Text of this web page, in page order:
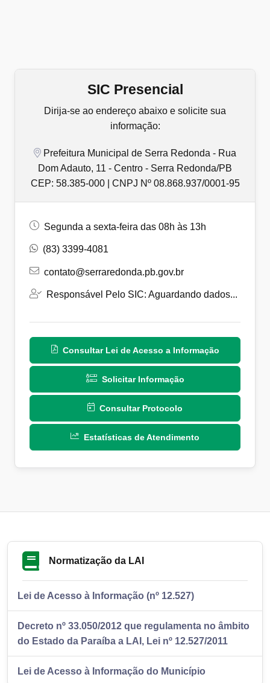
SIC Presencial
Dirija-se ao endereço abaixo e solicite sua
informação:
Prefeitura Municipal de Serra Redonda - Rua
Dom Adauto, 11 - Centro - Serra Redonda/PB
CEP: 58.385-000 | CNPJ Nº 08.868.937/0001-95
Segunda a sexta-feira das 08h às 13h
(83) 3399-4081
contato@serraredonda.pb.gov.br
Responsável Pelo SIC: Aguardando dados...
Consultar Lei de Acesso a Informação
Solicitar Informação
Consultar Protocolo
Estatísticas de Atendimento
Normatização da LAI
Lei de Acesso à Informação (nº 12.527)
Decreto nº 33.050/2012 que regulamenta no âmbito
do Estado da Paraíba a LAI, Lei nº 12.527/2011
Lei de Acesso à Informação do Município